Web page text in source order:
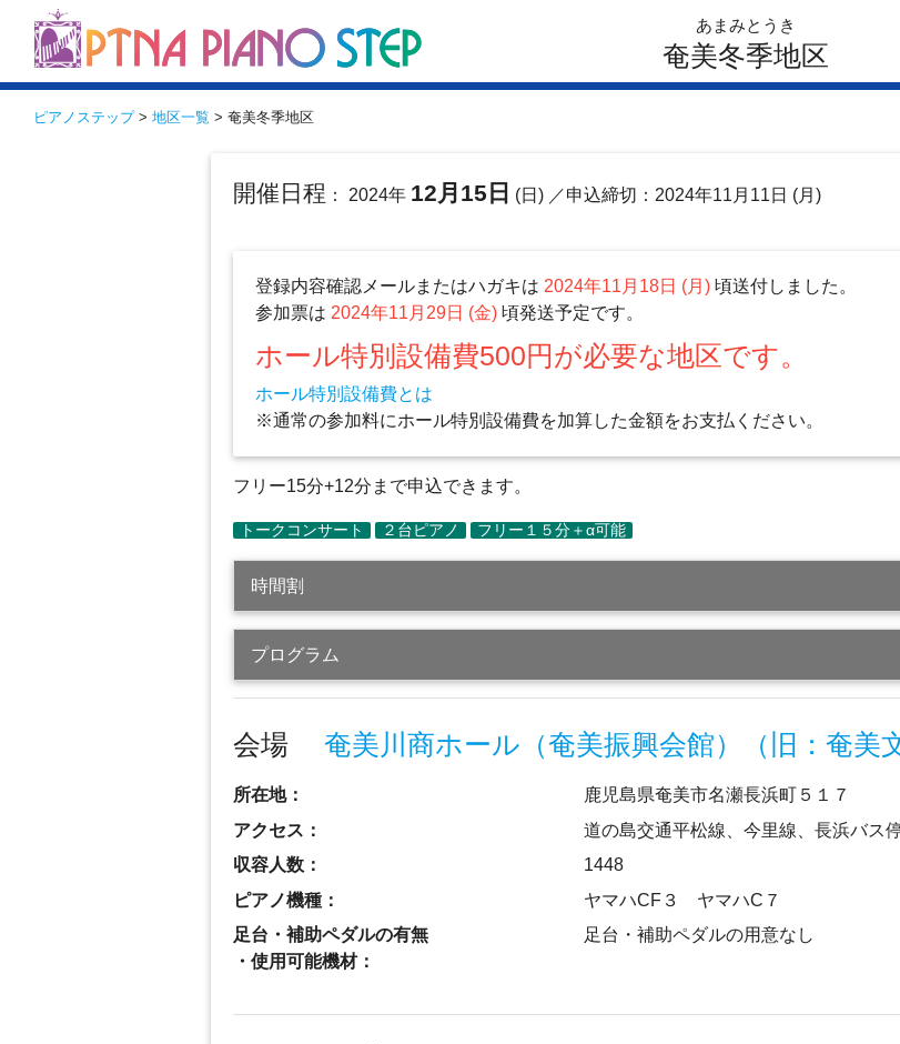
あまみとうき
奄美冬季地区
ピアノステップ> 地区一覧 > 奄美冬季地区
開催日程 ： 2024年 12月15日 (日) ／申込締切：2024年11月11日 (月)
登録内容確認メールまたはハガキは 2024年11月18日 (月)頃送付しました。
参加票は 2024年11月29日 (金)頃発送予定です。
ホール特別設備費500円が必要な地区です。
ホール特別設備費とは
※通常の参加料にホール特別設備費を加算した金額をお支払ください。
フリー15分+12分まで申込できます。
時間割
プログラム
会場奄美川商ホール（奄美振興会館）（旧：奄美
所在地：
鹿児島県奄美市名瀬長浜町５１７
アクセス：
道の島交通平松線、今里線、長浜バス
収容人数：
1448
ピアノ機種：
ヤマハCF３ ヤマハC７
足台・補助ペダルの有無
・使用可能機材：
足台・補助ペダルの用意なし